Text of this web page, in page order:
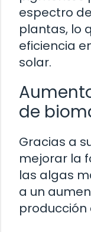
espectro
plantas, lo
eficiencia
solar.
de
Gracias a
mejorar la
las algas
a un